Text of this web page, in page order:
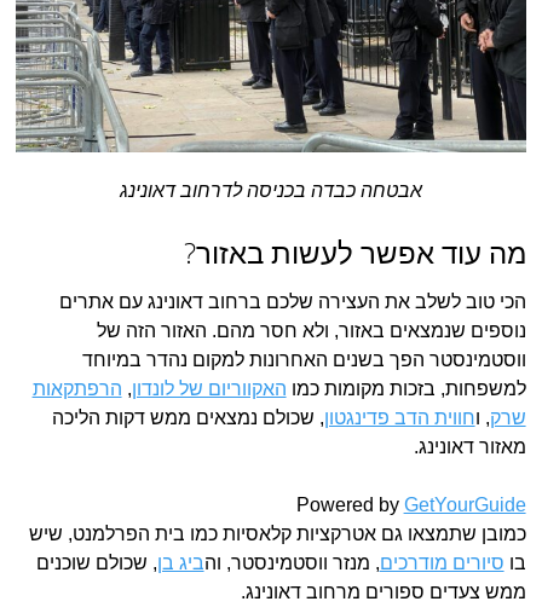
אבטחה כבדה בכניסה לדרחוב דאונינג
מה עוד אפשר לעשות באזור?
הכי טוב לשלב את העצירה שלכם ברחוב דאונינג עם אתרים
נוספים שנמצאים באזור, ולא חסר מהם. האזור הזה של
ווסטמינסטר הפך בשנים האחרונות למקום נהדר במיוחד
למשפחות, בזכות מקומות כמו האקווריום של לונדון, הרפתקאות
שרק, וחווית הדב פדינגטון, שכולם נמצאים ממש דקות הליכה
מאזור דאונינג.
Powered by GetYourGuide
כמובן שתמצאו גם אטרקציות קלאסיות כמו בית הפרלמנט, שיש
בו סיורים מודרכים, מנזר ווסטמינסטר, והביג בן, שכולם שוכנים
ממש צעדים ספורים מרחוב דאונינג.